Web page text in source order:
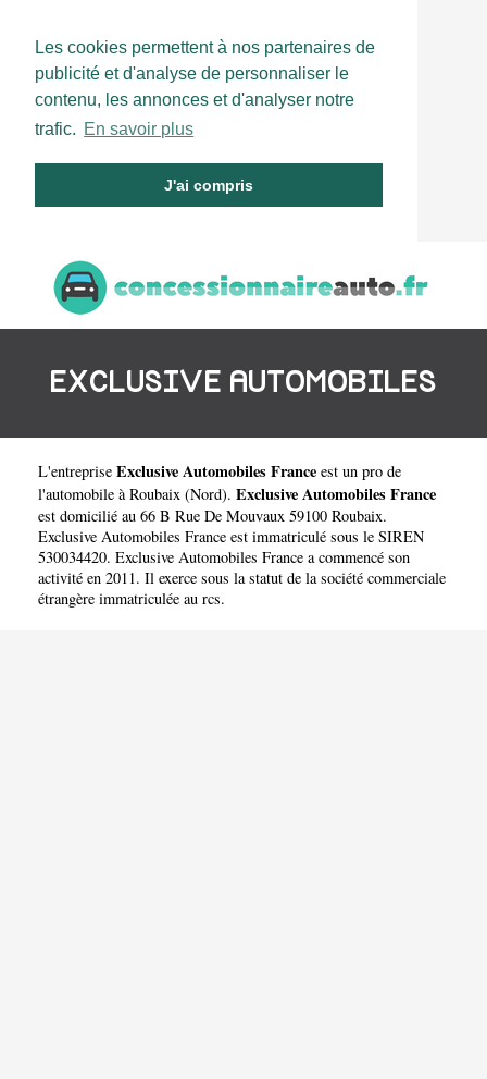
Les cookies permettent à nos partenaires de
publicité et d'analyse de personnaliser le
contenu, les annonces et d'analyser notre
trafic. En savoir plus
J'ai compris
EXCLUSIVE AUTOMOBILES
FRANCE
L'entreprise Exclusive Automobiles France est un pro de
l'automobile à Roubaix (Nord). Exclusive Automobiles France
est domicilié au 66 B Rue De Mouvaux 59100 Roubaix.
Exclusive Automobiles France est immatriculé sous le SIREN
530034420. Exclusive Automobiles France a commencé son
activité en 2011. Il exerce sous la statut de la société commerciale
étrangère immatriculée au rcs.